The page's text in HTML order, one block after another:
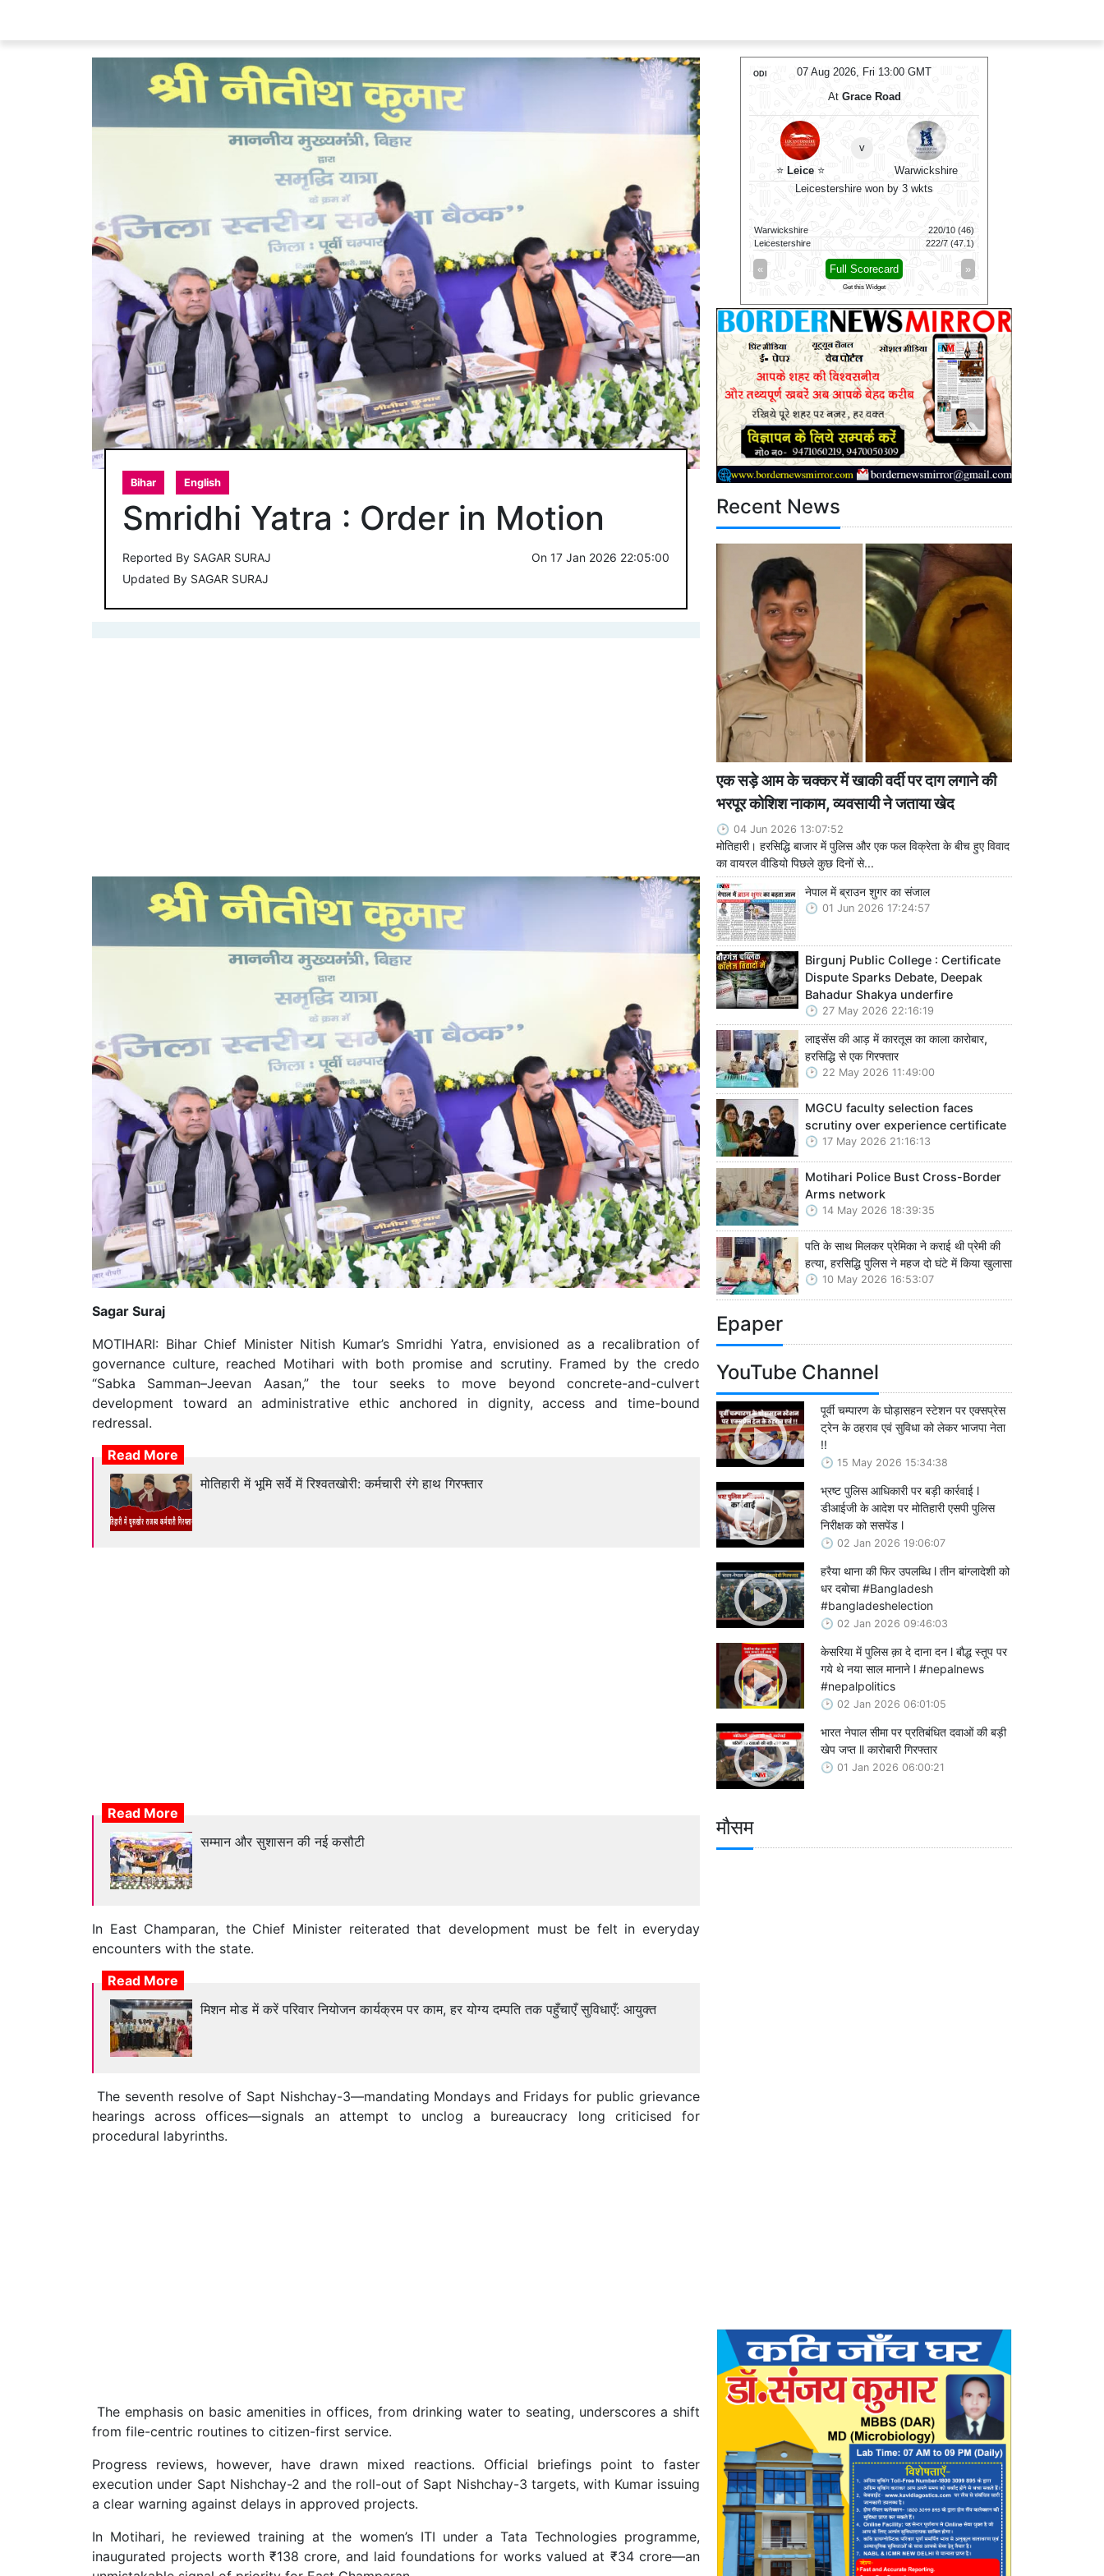
Bihar English
Smridhi Yatra : Order in Motion
Reported By SAGAR SURAJ
Updated By SAGAR SURAJ
On 17 Jan 2026 22:05:00
Sagar Suraj
MOTIHARI: Bihar Chief Minister Nitish Kumar’s Smridhi Yatra, envisioned as a recalibration of
governance culture, reached Motihari with both promise and scrutiny. Framed by the credo
“Sabka Samman–Jeevan Aasan,” the tour seeks to move beyond concrete-and-culvert
development toward an administrative ethic anchored in dignity, access and time-bound
redressal.
Read More
मोतिहारी में भूमि सर्वे में रिश्वतखोरी: कर्मचारी रंगे हाथ गिरफ्तार
Read More
सम्मान और सुशासन की नई कसौटी
In East Champaran, the Chief Minister reiterated that development must be felt in everyday
encounters with the state.
Read More
मिशन मोड में करें परिवार नियोजन कार्यक्रम पर काम, हर योग्य दम्पति तक पहुँचाएँ सुविधाएँ: आयुक्त
The seventh resolve of Sapt Nishchay-3—mandating Mondays and Fridays for public grievance
hearings across offices—signals an attempt to unclog a bureaucracy long criticised for
procedural labyrinths.
The emphasis on basic amenities in offices, from drinking water to seating, underscores a shift
from file-centric routines to citizen-first service.
Progress reviews, however, have drawn mixed reactions. Official briefings point to faster
execution under Sapt Nishchay-2 and the roll-out of Sapt Nishchay-3 targets, with Kumar issuing
a clear warning against delays in approved projects.
In Motihari, he reviewed training at the women’s ITI under a Tata Technologies programme,
inaugurated projects worth ₹138 crore, and laid foundations for works valued at ₹34 crore—an
07 Aug 2026, Fri 14:00 GMT
R.Premadasa Stadium
Colombo Kaps
176/10 (18.5)
Full Scorecard
Get this Widget
07 Aug 2026, Fri 14:00 GMT
T20
AtNPR College Ground
DD
v
Nellai Royal Kings won by 6 wkts
Dindigul Dragons
Nellai Royal Kings
»
Full Scorecard
Get this Widget
07 Aug 2026, Fri 14:00 GMT
Edgbaston
Sunrisers Leeds Women won by 9 wkts
Birmingham Phoenix Women
107/9 (100)
Sunrisers Leeds Women
111/1 (69)
« Full Scorecard
Get this Widget
07 Aug 2026, Fri 13:00 GMT
ODI
At Grace Road
⭐Leice ⭐
v
Warwickshire
Leicestershire won by 3 wkts
Warwickshire
220/10 (46)
Leicestershire
222/7 (47.1)
« »
Full Scorecard
Get this Widget
Recent News
एक सड़े आम के चक्कर में खाकी वर्दी पर दाग लगाने की
भरपूर कोशिश नाकाम, व्यवसायी ने जताया खेद
04 Jun 2026 13:07:52
मोतिहारी। हरसिद्धि बाजार में पुलिस और एक फल विक्रेता के बीच हुए विवाद
का वायरल वीडियो पिछले कुछ दिनों से...
नेपाल में ब्राउन शुगर का संजाल
01 Jun 2026 17:24:57
Birgunj Public College : Certificate
Dispute Sparks Debate, Deepak
Bahadur Shakya underfire
27 May 2026 22:16:19
लाइसेंस की आड़ में कारतूस का काला कारोबार,
हरसिद्धि से एक गिरफ्तार
22 May 2026 11:49:00
MGCU faculty selection faces
scrutiny over experience certificate
17 May 2026 21:16:13
Motihari Police Bust Cross-Border
Arms network
14 May 2026 18:39:35
पति के साथ मिलकर प्रेमिका ने कराई थी प्रेमी की
हत्या, हरसिद्धि पुलिस ने महज दो घंटे में किया खुलासा
10 May 2026 16:53:07
Epaper
YouTube Channel
पूर्वी चम्पारण के घोड़ासहन स्टेशन पर एक्सप्रेस
ट्रेन के ठहराव एवं सुविधा को लेकर भाजपा नेता
!!
15 May 2026 15:34:38
भ्रष्ट पुलिस आधिकारी पर बड़ी कार्रवाई l
डीआईजी के आदेश पर मोतिहारी एसपी पुलिस
निरीक्षक को ससपेंड l
02 Jan 2026 19:06:07
हरैया थाना की फिर उपलब्धि l तीन बांग्लादेशी को
धर दबोचा #Bangladesh
#bangladeshelection
02 Jan 2026 09:46:03
केसरिया में पुलिस क़ा दे दाना दन l बौद्ध स्तूप पर
गये थे नया साल मानाने l #nepalnews
#nepalpolitics
02 Jan 2026 06:01:05
भारत नेपाल सीमा पर प्रतिबंधित दवाओं की बड़ी
खेप जप्त ll कारोबारी गिरफ्तार
01 Jan 2026 06:00:21
मौसम